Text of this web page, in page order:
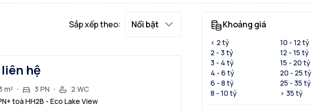
Sắp xếp theo: Nổi bật
hệ
m² 3 PN
2 WC
toà HH2B - Eco Lake View
Khoảng giá
< 2 tỷ
2 - 3 tỷ
3 - 4 tỷ
4 - 6 tỷ
6 - 8 tỷ
8 - 10 tỷ
10 - 12 tỷ
12 - 15 tỷ
15 - 20 tỷ
20 - 25 tỷ
25 - 35 tỷ
> 35 tỷ